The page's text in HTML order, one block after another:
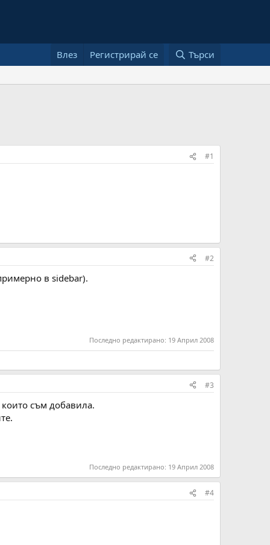
Влез Регистрирай се Търси
#1
#2
в sidebar).
Последно редактирано: 19 Април 2008
#3
съм добавила.
Последно редактирано: 19 Април 2008
#4